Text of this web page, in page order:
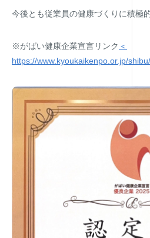
今後とも従業員の健康づくりに積極
※がばい健康企業宣言リンク ＜
https://www.kyoukaikenpo.or.jp/